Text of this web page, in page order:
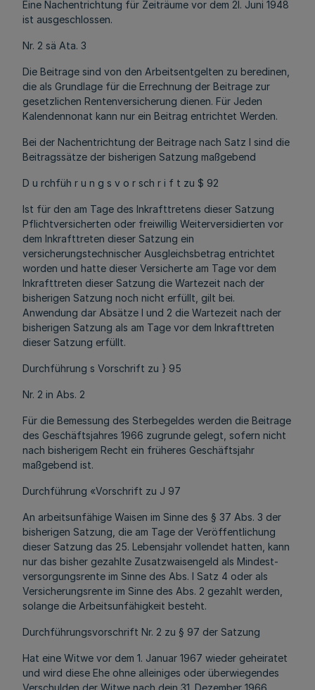
Eine Nachentrichtung für Zeiträume vor dem 2l. Juni 1948
ist ausgeschlossen.
Nr. 2 sä Ata. 3
Die Beitrage sind von den Arbeitsentgelten zu beredinen,
die als Grundlage für die Errechnung der Beitrage zur
gesetzlichen Rentenversicherung dienen. Für Jeden
Kalendennonat kann nur ein Beitrag entrichtet Werden.
Bei der Nachentrichtung der Beitrage nach Satz l sind die
Beitragssätze der bisherigen Satzung maßgebend
D u rchfüh r u n g s v o r sch r i f t zu $ 92
Ist für den am Tage des Inkrafttretens dieser Satzung
Pflichtversicherten oder freiwillig Weiterversidierten vor
dem Inkrafttreten dieser Satzung ein
versicherungstechnischer Ausgleichsbetrag entrichtet
worden und hatte dieser Versicherte am Tage vor dem
Inkrafttreten dieser Satzung die Wartezeit nach der
bisherigen Satzung noch nicht erfüllt, gilt bei.
Anwendung dar Absätze l und 2 die Wartezeit nach der
bisherigen Satzung als am Tage vor dem Inkrafttreten
dieser Satzung erfüllt.
Durchführung s Vorschrift zu } 95
Nr. 2 in Abs. 2
Für die Bemessung des Sterbegeldes werden die Beitrage
des Geschäftsjahres 1966 zugrunde gelegt, sofern nicht
nach bisherigem Recht ein früheres Geschäftsjahr
maßgebend ist.
Durchführung «Vorschrift zu J 97
An arbeitsunfähige Waisen im Sinne des § 37 Abs. 3 der
bisherigen Satzung, die am Tage der Veröffentlichung
dieser Satzung das 25. Lebensjahr vollendet hatten, kann
nur das bisher gezahlte Zusatzwaisengeld als Mindest-
versorgungsrente im Sinne des Abs. l Satz 4 oder als
Versicherungsrente im Sinne des Abs. 2 gezahlt werden,
solange die Arbeitsunfähigkeit besteht.
Durchführungsvorschrift Nr. 2 zu § 97 der Satzung
Hat eine Witwe vor dem 1. Januar 1967 wieder geheiratet
und wird diese Ehe ohne alleiniges oder überwiegendes
Verschulden der Witwe nach dein 31. Dezember 1966